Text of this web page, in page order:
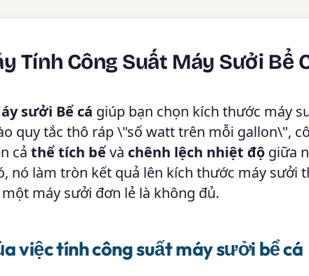
Tính Công Suất Máy Sưởi Bể
sưởi Bể cá giúp bạn chọn kích thước máy
quy tắc thô ráp \"số watt trên mỗi gallon\",
cả thể tích bểvà chênh lệch nhiệt độ giữa
nó làm tròn kết quả lên kích thước máy sưởi
máy sưởi đơn lẻ là không đủ.
việc tính công suất máy sưởi bể cá